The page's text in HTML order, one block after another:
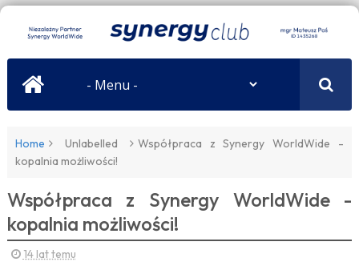
Home Unlabelled
Współpraca z Synergy WorldWide -
kopalnia możliwości!
Współpraca z Synergy WorldWide -
kopalnia możliwości!
14 lat temu